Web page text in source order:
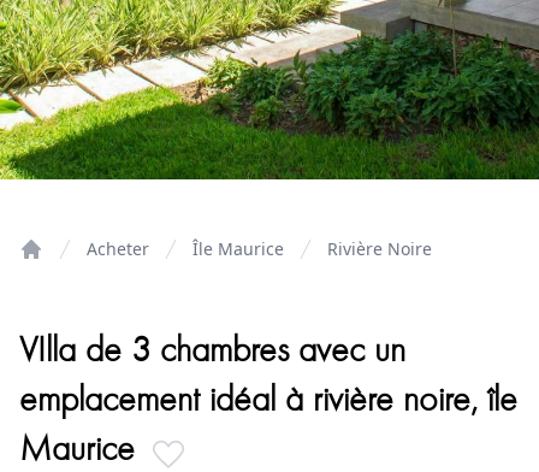
Acheter Île Maurice Rivière Noire
VIlla de 3 chambres avec un
emplacement idéal à rivière noire, île
Maurice